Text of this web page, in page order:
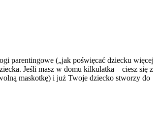
parentingowe („jak poświęcać dziecku więcej
Jeśli masz w domu kilkulatka – ciesz się z
maskotkę) i już Twoje dziecko stworzy do